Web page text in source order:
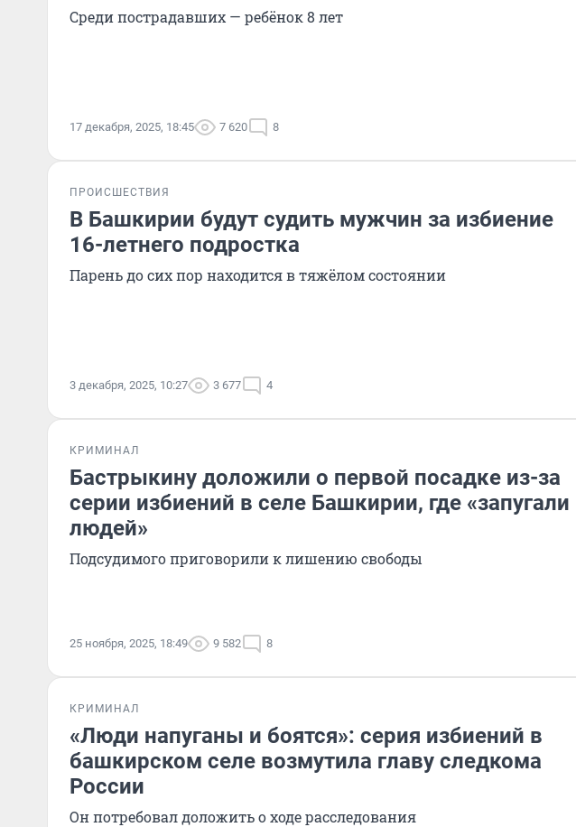
Среди пострадавших — ребёнок 8 лет
17 декабря, 2025, 18:45 7 620 8
ПРОИСШЕСТВИЯ
В Башкирии будут судить мужчин за избиение
16-летнего подростка
Парень до сих пор находится в тяжёлом состоянии
3 декабря, 2025, 10:27 3 677 4
КРИМИНАЛ
Бастрыкину доложили о первой посадке из-за
серии избиений в селе Башкирии, где «запугали
людей»
Подсудимого приговорили к лишению свободы
25 ноября, 2025, 18:49 9 582 8
КРИМИНАЛ
«Люди напуганы и боятся»: серия избиений в
башкирском селе возмутила главу следкома
России
Он потребовал доложить о ходе расследования